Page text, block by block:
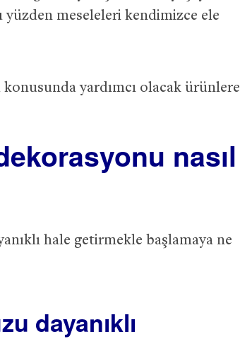
meseleleri kendimizce ele
yardımcı olacak ürünlere
nasıl
hale getirmekle başlamaya ne
dayanıklı